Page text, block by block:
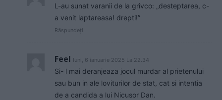
L-au sunat varanii de la grivco: „desteptarea, c-
a venit laptareasa! drepti!”
Răspundeți
Feel luni, 6 ianuarie 2025 La 22.34
Si- l mai deranjeaza jocul murdar al prietenului
sau bun in ale loviturilor de stat, cat si intentia
de a candida a lui Nicusor Dan.